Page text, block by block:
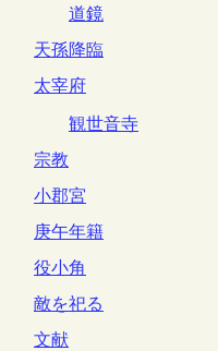
道鏡
天孫降臨
太宰府
観世音寺
宗教
小郡宮
庚午年籍
役小角
敵を祀る
文献